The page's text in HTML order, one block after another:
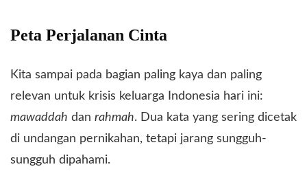
​Peta Perjalanan Cinta
​Kita sampai pada bagian paling kaya dan paling
relevan untuk krisis keluarga Indonesia hari ini:
mawaddah dan rahmah. Dua kata yang sering dicetak
di undangan pernikahan, tetapi jarang sungguh-
sungguh dipahami.